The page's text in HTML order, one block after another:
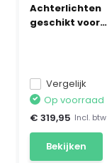
Achterlichten
geschikt voor
Vergelijk
Op voorraad
€ 319,95 Incl. btw
Bekijken